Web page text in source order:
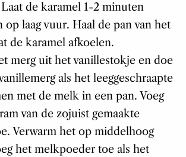
de karamel 1-2 minuten
laag vuur. Haal de pan van het
de karamel afkoelen.
merg uit het vanillestokje en doe
als het leeggeschraapte
met de melk in een pan. Voeg
van de zojuist gemaakte
Verwarm het op middelhoog
het melkpoeder toe als het